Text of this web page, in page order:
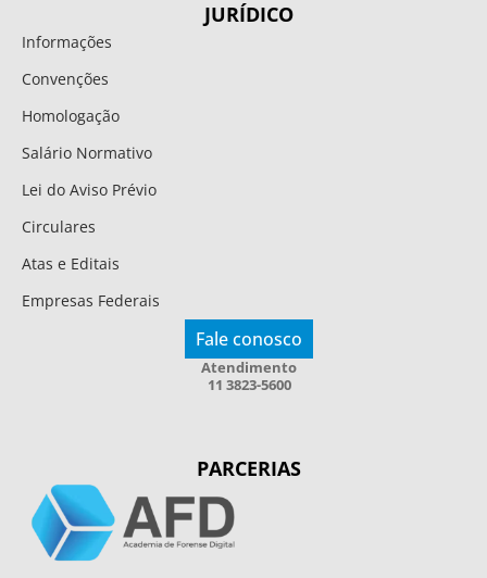
JURÍDICO
Informações
Convenções
Homologação
Salário Normativo
Lei do Aviso Prévio
Circulares
Atas e Editais
Empresas Federais
Fale conosco
Atendimento
11 3823-5600
PARCERIAS